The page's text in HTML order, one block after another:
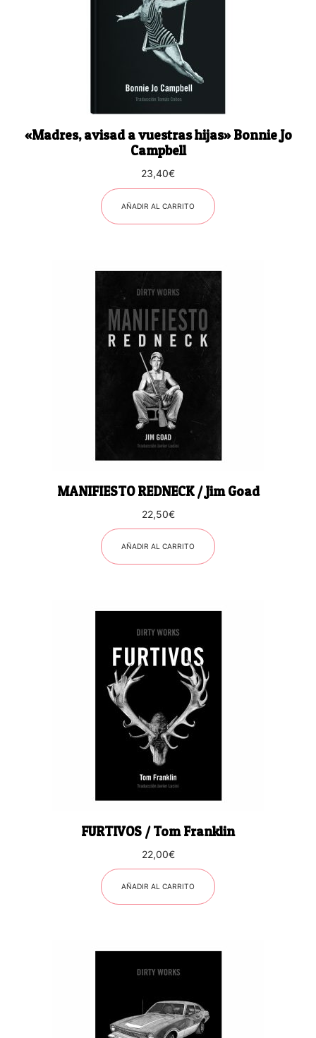
«Madres, avisad a vuestras hijas» Bonnie Jo
Campbell
23,40€
AÑADIR AL CARRITO
MANIFIESTO REDNECK / Jim Goad
22,50€
AÑADIR AL CARRITO
FURTIVOS / Tom Franklin
22,00€
AÑADIR AL CARRITO